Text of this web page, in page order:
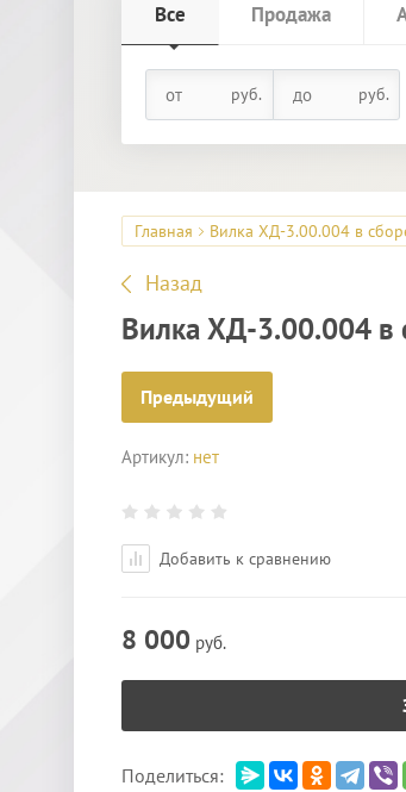
Все Продажа
руб. руб.
Главная Вилка ХД-3.00.004 в
Назад
Вилка ХД-3.00.004 в
Предыдущий
Артикул: нет
Добавить к сравнению
8 000 руб.
Поделиться: